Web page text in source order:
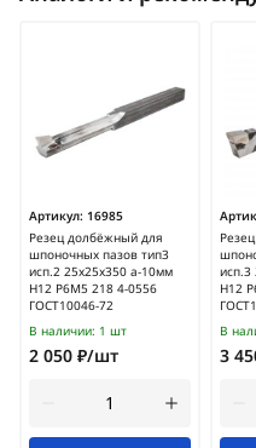
Артикул: 16985
Резец долбёжный для
шпоночных пазов тип3
исп.2 25х25х350 а-10мм
Н12 Р6М5 218 4-0556
ГОСТ10046-72
В наличии: 1 шт
2 050 ₽/шт
исп.3
Н12
В
3